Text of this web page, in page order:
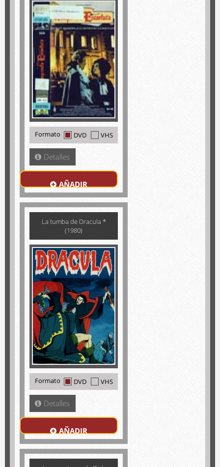
Formato DVD VHS
Detalles
AÑADIR
La tumba de Dracula *
(1980)
Formato DVD VHS
Detalles
AÑADIR